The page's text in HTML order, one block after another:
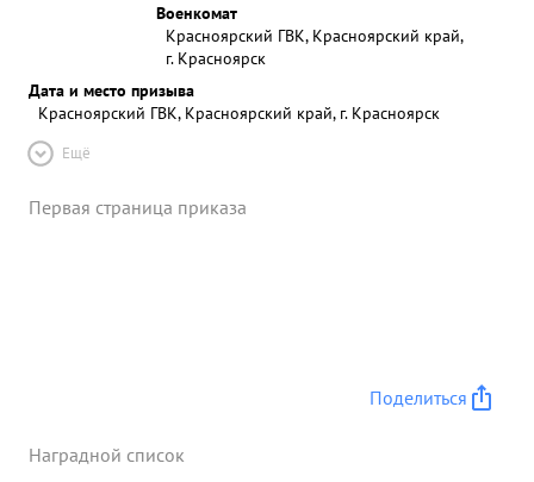
Военкомат
Красноярский ГВК, Красноярский край,
г. Красноярск
Дата и место призыва
Красноярский ГВК, Красноярский край, г. Красноярск
Ещё
Первая страница приказа
Поделиться
Наградной список